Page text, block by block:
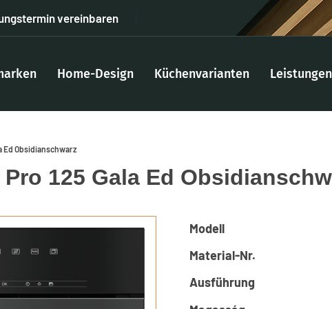
vereinbaren
Home-Design Küchenvarianten Leistungen
Ed Obsidianschwarz
Pro 125 Gala Ed
Modell
Material-Nr.
Ausführung